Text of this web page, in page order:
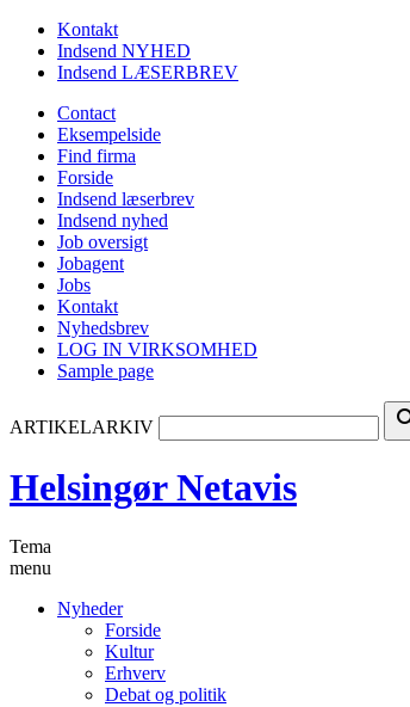
Kontakt
Indsend NYHED
Indsend LÆSERBREV
Contact
Eksempelside
Find firma
Forside
Indsend læserbrev
Indsend nyhed
Job oversigt
Jobagent
Jobs
Kontakt
Nyhedsbrev
LOG IN VIRKSOMHED
Sample page
ARTIKELARKIV
Helsingør Netavis
Tema
menu
Nyheder
Forside
Kultur
Erhverv
Debat og politik